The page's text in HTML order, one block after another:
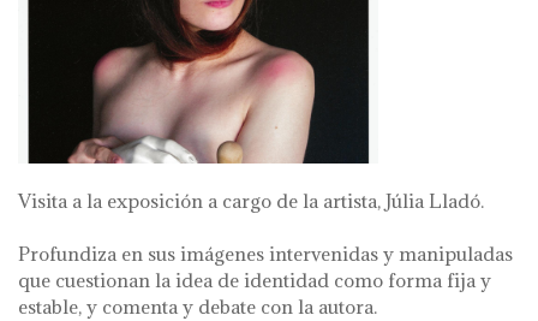
Visita a la exposición a cargo de la artista, Júlia Lladó.
Profundiza en sus imágenes intervenidas y manipuladas
que cuestionan la idea de identidad como forma fija y
estable, y comenta y debate con la autora.